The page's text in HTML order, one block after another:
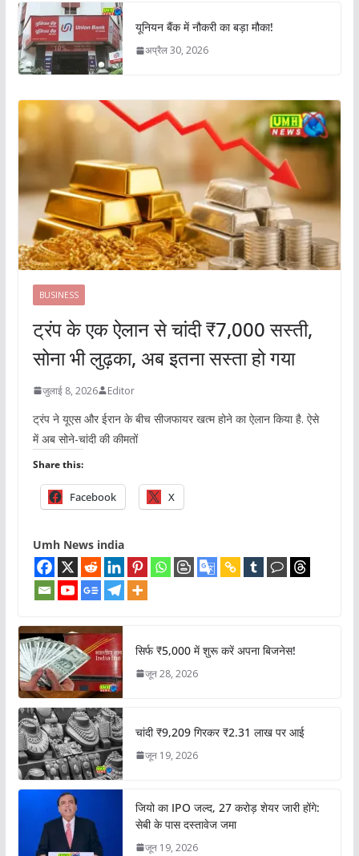
यूनियन बैंक में नौकरी का बड़ा मौका!
अप्रैल 30, 2026
BUSINESS
ट्रंप के एक ऐलान से चांदी ₹7,000 सस्ती,
सोना भी लुढ़का, अब इतना सस्ता हो गया
जुलाई 8, 2026 Editor
ट्रंप ने यूएस और ईरान के बीच सीजफायर खत्म होने का ऐलान किया है. ऐसे
में अब सोने-चांदी की कीमतों
Share this:
Facebook X
Umh News india
सिर्फ ₹5,000 में शुरू करें अपना बिजनेस!
जून 28, 2026
चांदी ₹9,209 गिरकर ₹2.31 लाख पर आई
जून 19, 2026
जियो का IPO जल्द, 27 करोड़ शेयर जारी होंगे:
सेबी के पास दस्तावेज जमा
जून 19, 2026